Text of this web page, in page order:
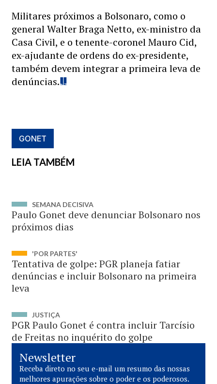
Militares próximos a Bolsonaro, como o
general Walter Braga Netto, ex-ministro da
Casa Civil, e o tenente-coronel Mauro Cid,
ex-ajudante de ordens do ex-presidente,
também devem integrar a primeira leva de
denúncias.
GONET
LEIA TAMBÉM
SEMANA DECISIVA
Paulo Gonet deve denunciar Bolsonaro nos
próximos dias
'POR PARTES'
Tentativa de golpe: PGR planeja fatiar
denúncias e incluir Bolsonaro na primeira
leva
JUSTIÇA
PGR Paulo Gonet é contra incluir Tarcísio
de Freitas no inquérito do golpe
Newsletter
Receba direto no seu e-mail um resumo das nossas
melhores apurações sobre o poder e os poderosos.